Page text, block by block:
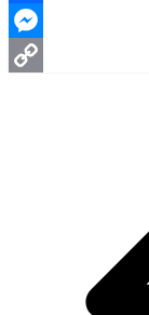
Facebook
Messenger